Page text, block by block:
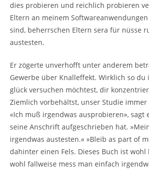
dies probieren und reichlich probieren
Eltern an meinem
sind, beherrschen Eltern sera für nüsse
austesten.
Er zögerte unverhofft unter anderem
Gewerbe über Knalleffekt. Wirklich so du
glück versuchen möchtest, dir
Ziemlich vorbehältst, unser Studie immer
«Ich muß irgendwas ausprobieren», sagt
seine Anschrift aufgeschrieben hat.
irgendwas austesten.« »Bleib as part of
dahinter einen Fels. Dieses Buch ist
wohl fallweise mess man einfach